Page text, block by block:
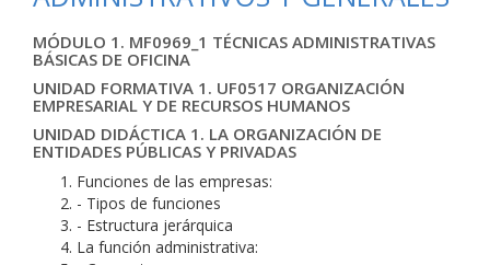
MÓDULO 1. MF0969_1 TÉCNICAS ADMINISTRATIVAS
BÁSICAS DE OFICINA
UNIDAD FORMATIVA 1. UF0517 ORGANIZACIÓN
EMPRESARIAL Y DE RECURSOS HUMANOS
UNIDAD DIDÁCTICA 1. LA ORGANIZACIÓN DE
ENTIDADES PÚBLICAS Y PRIVADAS
Funciones de las empresas:
- Tipos de funciones
- Estructura jerárquica
La función administrativa: